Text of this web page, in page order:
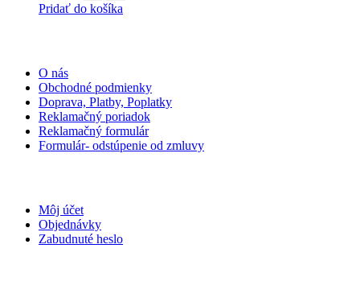
cena
Pridať do košíka
O nás
Obchodné podmienky
Doprava, Platby, Poplatky
Reklamačný poriadok
Reklamačný formulár
Formulár- odstúpenie od zmluvy
Môj účet
Objednávky
Zabudnuté heslo